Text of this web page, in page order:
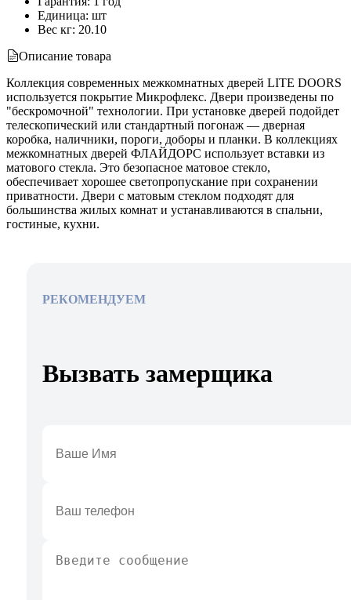
Единица: шт
Вес кг: 20.10
Описание товара
Коллекция современных межкомнатных дверей LITE DOORS
используется покрытие Микрофлекс. Двери произведены по
"бескромочной" технологии. При установке дверей подойдет
телескопический или стандартный погонаж — дверная
коробка, наличники, пороги, доборы и планки. В коллекциях
межкомнатных дверей ФЛАЙДОРС использует вставки из
матового стекла. Это безопасное матовое стекло,
обеспечивает хорошее светопропускание при сохранении
приватности. Двери с матовым стеклом подходят для
большинства жилых комнат и устанавливаются в спальни,
гостиные, кухни.
РЕКОМЕНДУЕМ
Вызвать замерщика